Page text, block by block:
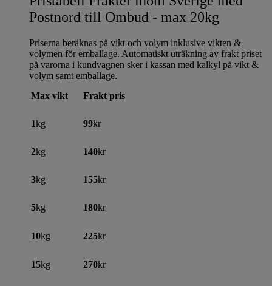
Postnord till Ombud - max 20kg
Priserna beräknas på vikt och volym inklusive vikten &
volymen för emballage. Automatiskt uträkning av frakt priset
på varorna i kundvagnen sker i kassan med kalkyl på vikt &
volym samt emballage.
Max vikt
Frakt pris
1kg 99kr
2kg 140kr
3kg 155kr
5kg 180kr
10kg 225kr
15kg 270kr